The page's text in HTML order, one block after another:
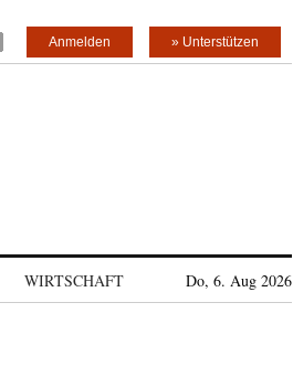
» Unterstützen
Anmelden
WIRTSCHAFT Do, 6. Aug 2026